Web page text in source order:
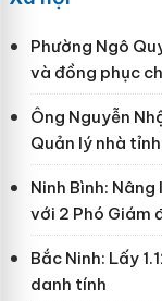
Phường Ngô
và đồng phục
Ông Nguyễn
Quản lý nhà
Ninh Bình:
với 2 Phó Giám
Bắc Ninh: Lấy
danh tính